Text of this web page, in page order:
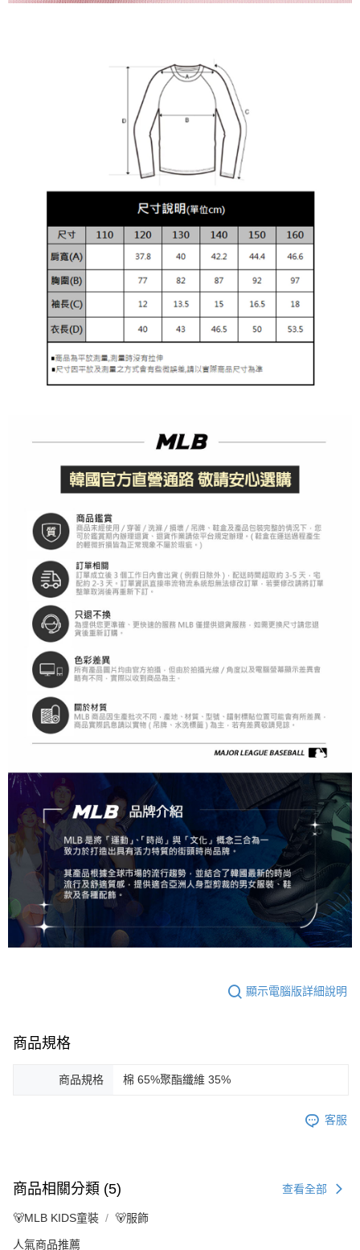
顯示電腦版詳細說明
商品規格
商品規格 棉 65%聚酯纖維 35%
客服
商品相關分類 (5) 查看全部
🐻MLB KIDS童裝 🐻服飾
人氣商品推薦